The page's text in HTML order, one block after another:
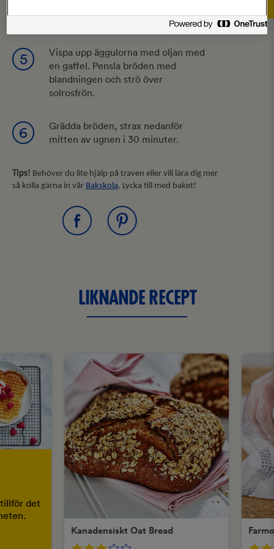
låt jäsa i ytterligare 30-40 minuter.
5
Vispa upp äggulorna med oljan med
en gaffel. Pensla bröden med
blandningen och strö över
solrosfrön.
6
Grädda bröden, strax nedanför
mitten av ugnen i 30 minuter.
Tips! Behöver du lite hjälp på traven eller vill lära dig mer
så kolla gärna in vår Bakskola. Lycka till med baket!
LIKNANDE RECEPT
det
Kanadensiskt Oat Bread